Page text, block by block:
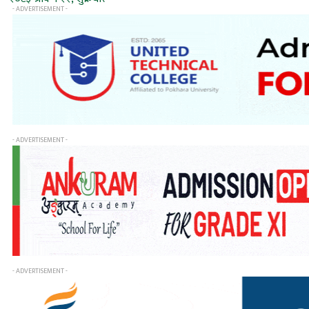
- ADVERTISEMENT -
- ADVERTISEMENT -
- ADVERTISEMENT -